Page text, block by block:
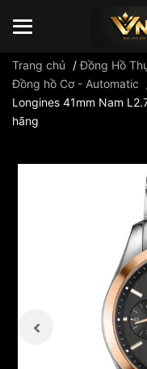
Đồng hồ casio đồng hồ G-
Trang chủ /Đồng Hồ
Đồng hồ Cơ - Automatic
Longines 41mm Nam
hãng